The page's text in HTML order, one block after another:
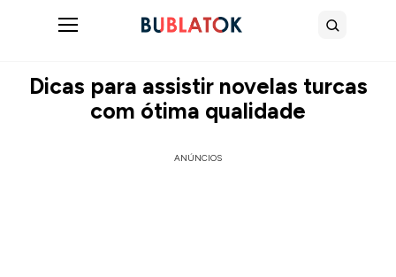
Buscar
Dicas para assistir novelas turcas
com ótima qualidade
ANÚNCIOS